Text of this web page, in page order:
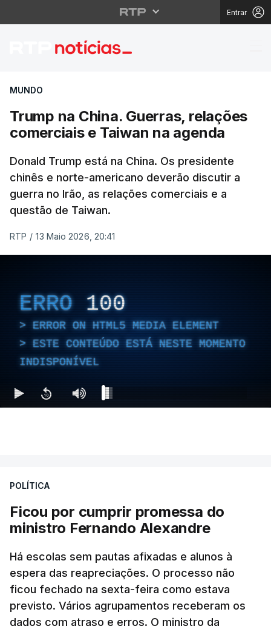
Entrar
Trump na China.
MUNDO
Trump na China. Guerras, relações
comerciais e Taiwan na agenda
Donald Trump está na China. Os presidente
chinês e norte-americano deverão discutir a
guerra no Irão, as relações comerciais e a
questão de Taiwan.
RTP / 13 Maio 2026, 20:41
ERRO 100
ERROR ON HTML5 MEDIA ELEMENT
ESTE CONTEÚDO ESTÁ NESTE MOMENTO
INDISPONÍVEL
POLÍTICA
Ficou por cumprir promessa do
ministro Fernando Alexandre
Há escolas sem pautas afixadas e alunos à
espera das reapreciações. O processo não
ficou fechado na sexta-feira como estava
previsto. Vários agrupamentos receberam os
dados com atraso e erros. O ministro da